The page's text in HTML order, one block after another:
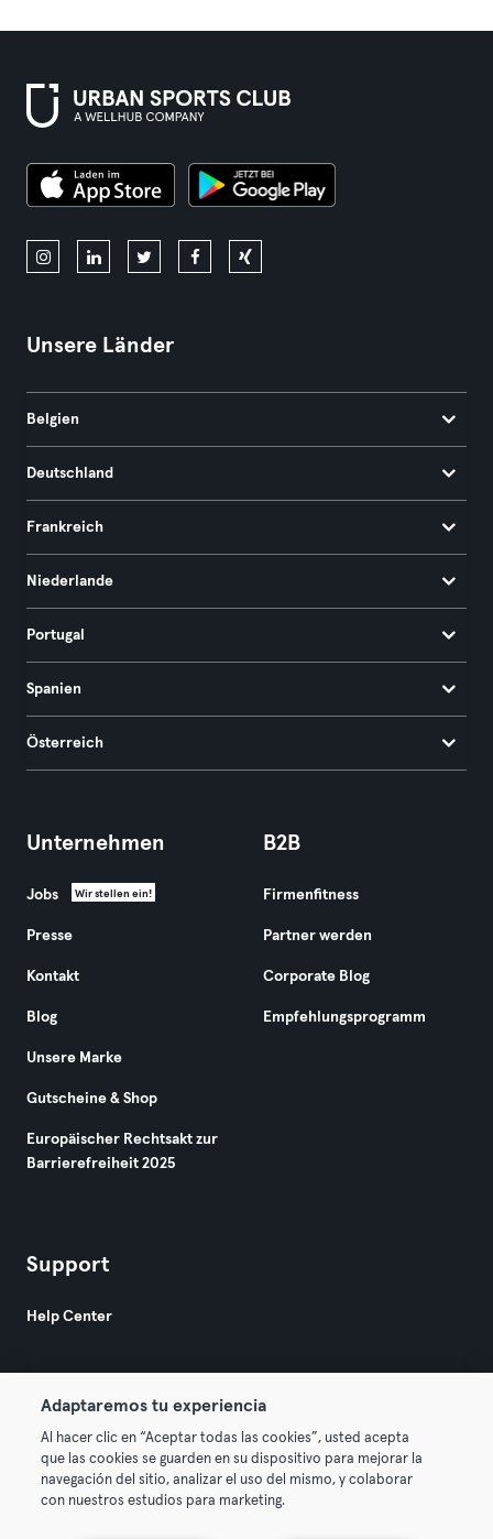
Unsere Länder
Belgien
Deutschland
Frankreich
Niederlande
Portugal
Spanien
Österreich
Unternehmen
Jobs Wir stellen ein!
Presse
Kontakt
Blog
Unsere Marke
Gutscheine & Shop
Europäischer Rechtsakt zur
Barrierefreiheit 2025
B2B
Firmenfitness
Partner werden
Corporate Blog
Empfehlungsprogramm
Support
Help Center
© 2026 Urban Sports Group GmbH. All rights reserved.
AGB Datenschutz Impressum
Adaptaremos tu experiencia
Al hacer clic en “Aceptar todas las cookies”, usted acepta
que las cookies se guarden en su dispositivo para mejorar la
navegación del sitio, analizar el uso del mismo, y colaborar
con nuestros estudios para marketing.